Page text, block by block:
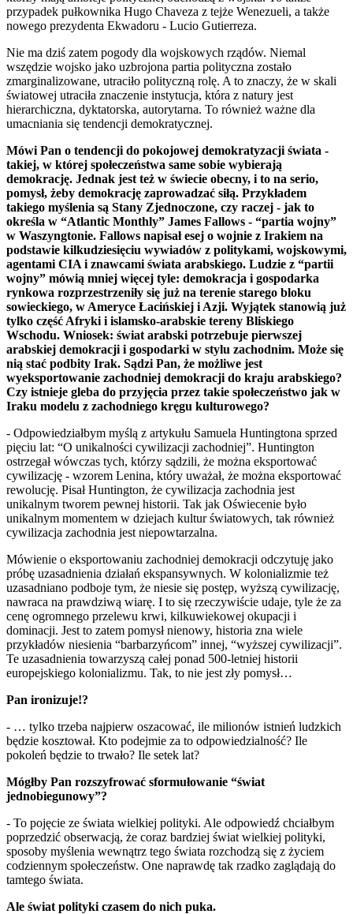
przypadek pułkownika Hugo Chaveza z tejże Wenezueli, a także
nowego prezydenta Ekwadoru - Lucio Gutierreza.
Nie ma dziś zatem pogody dla wojskowych rządów. Niemal
wszędzie wojsko jako uzbrojona partia polityczna zostało
zmarginalizowane, utraciło polityczną rolę. A to znaczy, że w skali
światowej utraciła znaczenie instytucja, która z natury jest
hierarchiczna, dyktatorska, autorytarna. To również ważne dla
umacniania się tendencji demokratycznej.
Mówi Pan o tendencji do pokojowej demokratyzacji świata -
takiej, w której społeczeństwa same sobie wybierają
demokrację. Jednak jest też w świecie obecny, i to na serio,
pomysł, żeby demokrację zaprowadzać siłą. Przykładem
takiego myślenia są Stany Zjednoczone, czy raczej - jak to
określa w “Atlantic Monthly” James Fallows - “partia wojny”
w Waszyngtonie. Fallows napisał esej o wojnie z Irakiem na
podstawie kilkudziesięciu wywiadów z politykami, wojskowymi,
agentami CIA i znawcami świata arabskiego. Ludzie z “partii
wojny” mówią mniej więcej tyle: demokracja i gospodarka
rynkowa rozprzestrzeniły się już na terenie starego bloku
sowieckiego, w Ameryce Łacińskiej i Azji. Wyjątek stanowią już
tylko część Afryki i islamsko-arabskie tereny Bliskiego
Wschodu. Wniosek: świat arabski potrzebuje pierwszej
arabskiej demokracji i gospodarki w stylu zachodnim. Może się
nią stać podbity Irak. Sądzi Pan, że możliwe jest
wyeksportowanie zachodniej demokracji do kraju arabskiego?
Czy istnieje gleba do przyjęcia przez takie społeczeństwo jak w
Iraku modelu z zachodniego kręgu kulturowego?
- Odpowiedziałbym myślą z artykułu Samuela Huntingtona sprzed
pięciu lat: “O unikalności cywilizacji zachodniej”. Huntington
ostrzegał wówczas tych, którzy sądzili, że można eksportować
cywilizację - wzorem Lenina, który uważał, że można eksportować
rewolucję. Pisał Huntington, że cywilizacja zachodnia jest
unikalnym tworem pewnej historii. Tak jak Oświecenie było
unikalnym momentem w dziejach kultur światowych, tak również
cywilizacja zachodnia jest niepowtarzalna.
Mówienie o eksportowaniu zachodniej demokracji odczytuję jako
próbę uzasadnienia działań ekspansywnych. W kolonializmie też
uzasadniano podboje tym, że niesie się postęp, wyższą cywilizację,
nawraca na prawdziwą wiarę. I to się rzeczywiście udaje, tyle że za
cenę ogromnego przelewu krwi, kilkuwiekowej okupacji i
dominacji. Jest to zatem pomysł nienowy, historia zna wiele
przykładów niesienia “barbarzyńcom” innej, “wyższej cywilizacji”.
Te uzasadnienia towarzyszą całej ponad 500-letniej historii
europejskiego kolonializmu. Tak, to nie jest zły pomysł…
Pan ironizuje!?
- … tylko trzeba najpierw oszacować, ile milionów istnień ludzkich
będzie kosztował. Kto podejmie za to odpowiedzialność? Ile
pokoleń będzie to trwało? Ile setek lat?
Mógłby Pan rozszyfrować sformułowanie “świat
jednobiegunowy”?
- To pojęcie ze świata wielkiej polityki. Ale odpowiedź chciałbym
poprzedzić obserwacją, że coraz bardziej świat wielkiej polityki,
sposoby myślenia wewnątrz tego świata rozchodzą się z życiem
codziennym społeczeństw. One naprawdę tak rzadko zaglądają do
tamtego świata.
Ale świat polityki czasem do nich puka.